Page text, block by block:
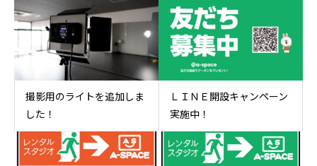
撮影用のライトを追加しま
した！
ＬＩＮＥ開設キャンペーン
実施中！